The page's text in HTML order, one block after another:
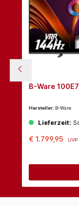
B-Ware
Hersteller: B-Ware
Lieferzeit:
€ 1.799,95 UVP